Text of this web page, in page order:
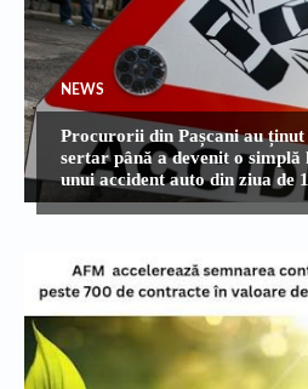
NEWS
Procurorii din Pașcani au ținut
sertar până a devenit o simplă
unui accident auto din ziua de